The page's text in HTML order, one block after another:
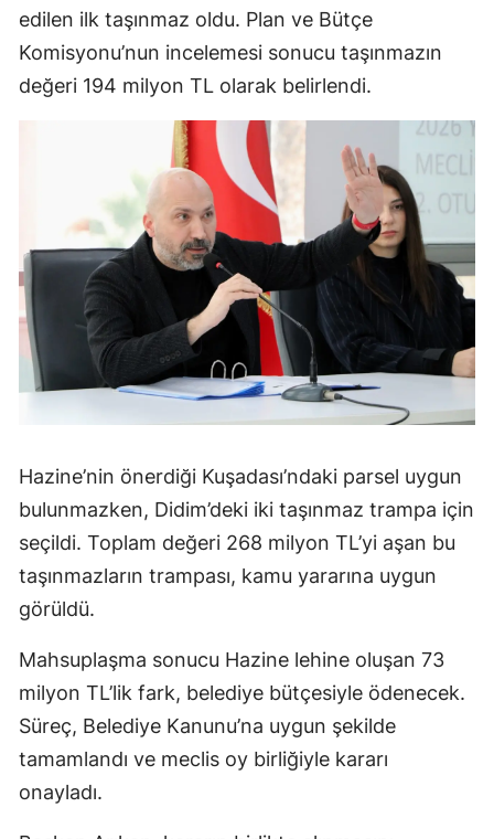
edilen ilk taşınmaz oldu. Plan ve Bütçe
Komisyonu’nun incelemesi sonucu taşınmazın
değeri 194 milyon TL olarak belirlendi.
Hazine’nin önerdiği Kuşadası’ndaki parsel uygun
bulunmazken, Didim’deki iki taşınmaz trampa için
seçildi. Toplam değeri 268 milyon TL’yi aşan bu
taşınmazların trampası, kamu yararına uygun
görüldü.
Mahsuplaşma sonucu Hazine lehine oluşan 73
milyon TL’lik fark, belediye bütçesiyle ödenecek.
Süreç, Belediye Kanunu’na uygun şekilde
tamamlandı ve meclis oy birliğiyle kararı
onayladı.